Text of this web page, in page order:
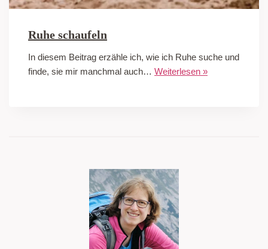
Ruhe schaufeln
In diesem Beitrag erzähle ich, wie ich Ruhe suche und
finde, sie mir manchmal auch… Weiterlesen »